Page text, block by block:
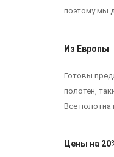
поэтому мы
Из Европы
Готовы
полотен,
Все полотна
Цены на